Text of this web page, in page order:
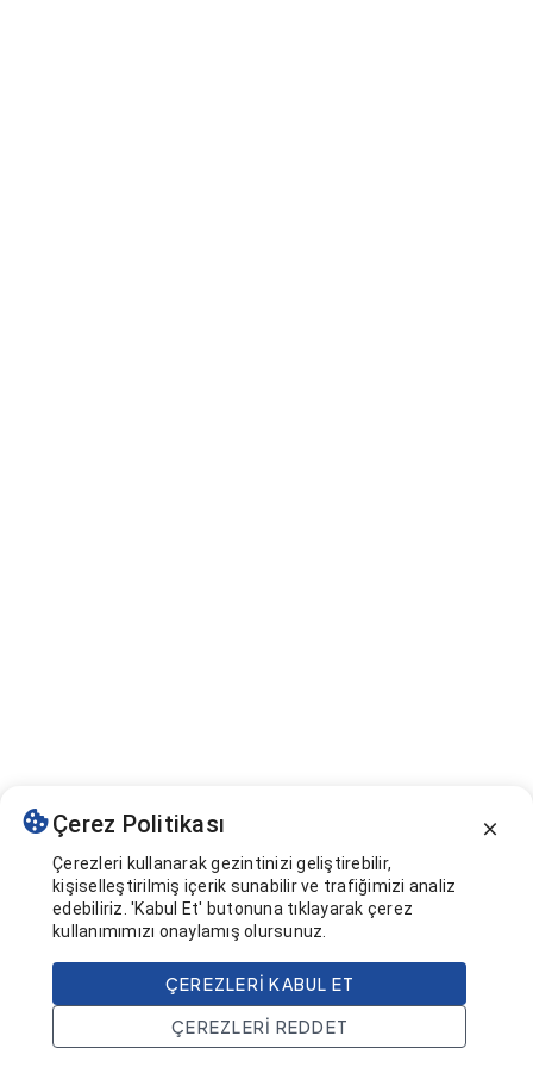
Çerez Politikası
Çerezleri kullanarak gezintinizi geliştirebilir,
kişiselleştirilmiş içerik sunabilir ve trafiğimizi analiz
edebiliriz. 'Kabul Et' butonuna tıklayarak çerez
kullanımımızı onaylamış olursunuz.
ÇEREZLERI KABUL ET
ÇEREZLERI REDDET